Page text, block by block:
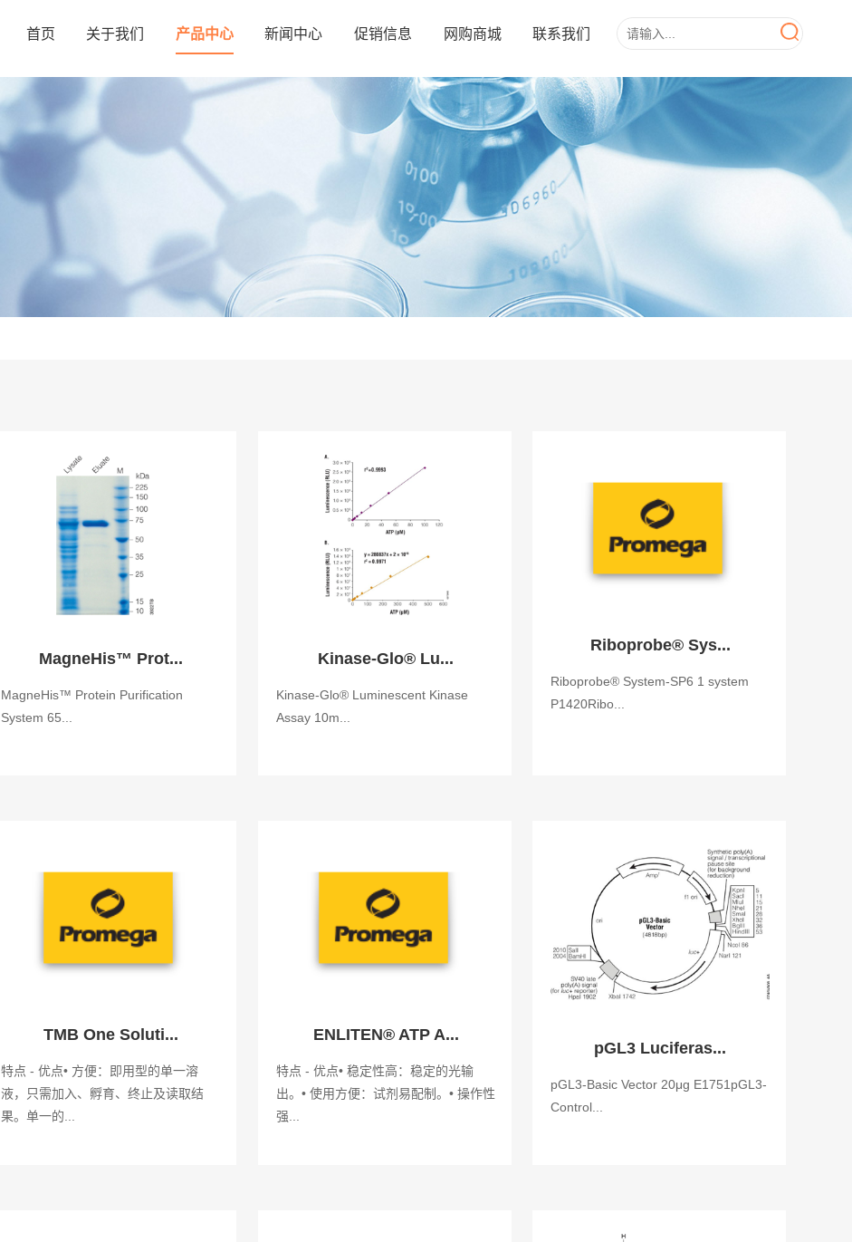
首页 关于我们 产品中心 新闻中心 促销信息 网购商城 联系我们
MagneHis™ Prot...
MagneHis™ Protein Purification
System 65...
Kinase-Glo® Lu...
Kinase-Glo® Luminescent Kinase
Assay 10m...
Riboprobe® Sys...
Riboprobe® System-SP6 1 system
P1420Ribo...
TMB One Soluti...
特点 - 优点• 方便：即用型的单一溶
液，只需加入、孵育、终止及读取结
果。单一的...
ENLITEN® ATP A...
特点 - 优点• 稳定性高：稳定的光输
出。• 使用方便：试剂易配制。• 操作性
强...
pGL3 Luciferas...
pGL3-Basic Vector 20μg E1751pGL3-
Control...